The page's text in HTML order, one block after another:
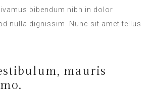
bibendum nibh in dolor
nulla dignissim. Nunc sit amet tellus
mauris